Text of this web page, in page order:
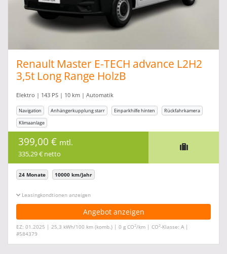
Renault Master E-TECH advance L2H2
3,5t Long Range HolzB
Elektro | 143 PS | 10 km | Automatik
Navigation Anhängerkupplung starr Einparkhilfe hinten
Rückfahrkamera
Klimaanlage
399,00 € mtl.
335,29 € netto
24 Monate 10000 km/Jahr
Leasingkonditionen ein-/ausblenden
Angebot anzeigen
EZ: 01.2025 | 25,3 kWh/100 km (komb.) | 0 g CO2/km | CO2-Klasse: A |
#584379